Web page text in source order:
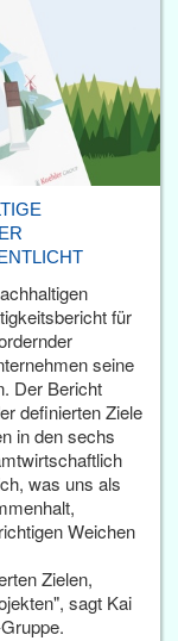
für
seine
Der Bericht
definierten Ziele
in den sechs
was uns als
Weichen
Zielen,
sagt Kai